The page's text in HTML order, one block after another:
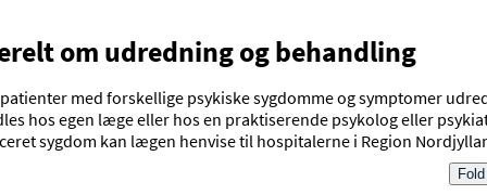
om udredning og behandling
med forskellige psykiske sygdomme og symptomer
hos egen læge eller hos en praktiserende psykolog eller
sygdom kan lægen henvise til hospitalerne i Region